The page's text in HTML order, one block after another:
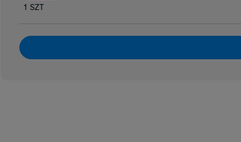
1 SZT